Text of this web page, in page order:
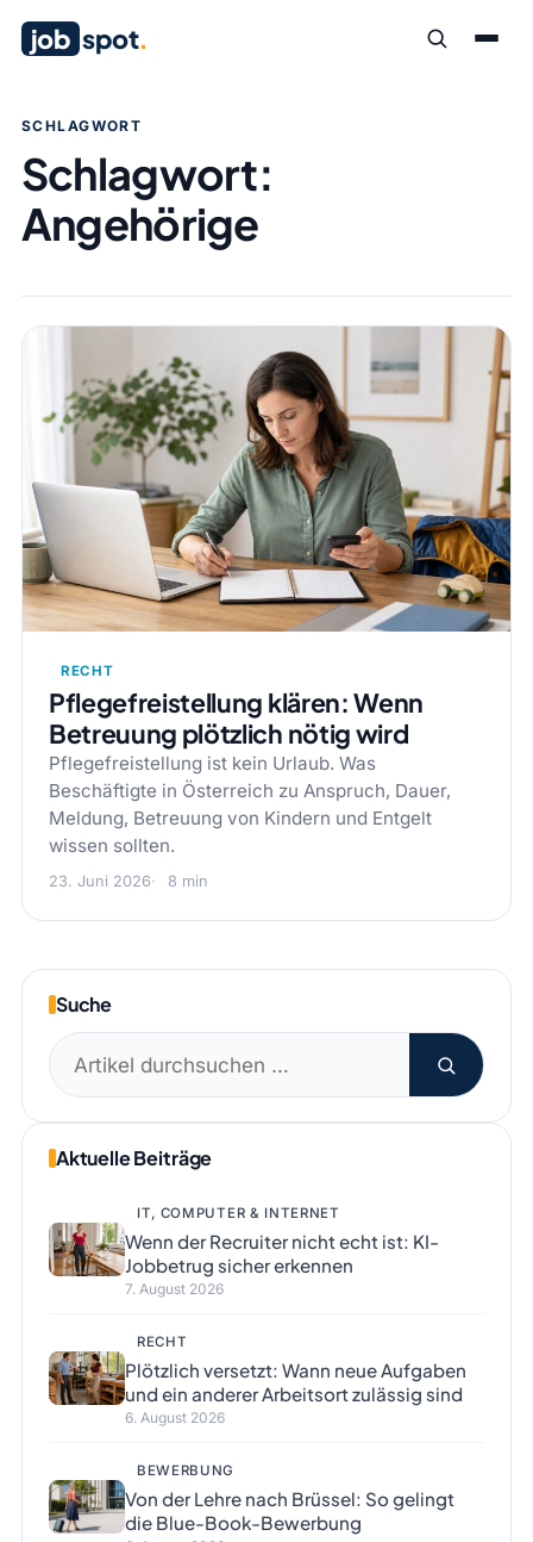
job spot.
SCHLAGWORT
Schlagwort:
Angehörige
RECHT
Pflegefreistellung klären: Wenn
Betreuung plötzlich nötig wird
Pflegefreistellung ist kein Urlaub. Was
Beschäftigte in Österreich zu Anspruch, Dauer,
Meldung, Betreuung von Kindern und Entgelt
wissen sollten.
23. Juni 2026 8 min
Suche
Suchen
nach:
Aktuelle Beiträge
IT, COMPUTER & INTERNET
Wenn der Recruiter nicht echt ist: KI-
Jobbetrug sicher erkennen
7. August 2026
RECHT
Plötzlich versetzt: Wann neue Aufgaben
und ein anderer Arbeitsort zulässig sind
6. August 2026
BEWERBUNG
Von der Lehre nach Brüssel: So gelingt
die Blue-Book-Bewerbung